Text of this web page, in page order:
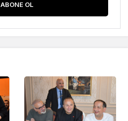
ABONE OL